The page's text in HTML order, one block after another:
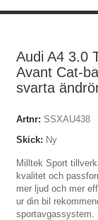
Audi A4 3.0
Avant Cat-
svarta
Artnr: SSXAU438
Skick: Ny
Milltek Sport
kvalitet och
mer ljud och mer
ur din bil
sportavgassystem.